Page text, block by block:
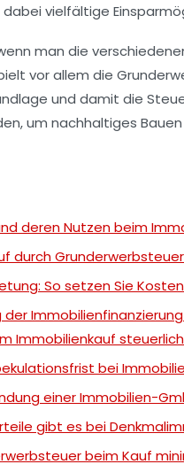
vielfältige
man die
vor allem die
und damit die
um nachhaltiges
deren Nutzen beim
durch
So setzen Sie
Immobilienkauf
bei
einer Immobilien-
gibt es bei
beim Kauf